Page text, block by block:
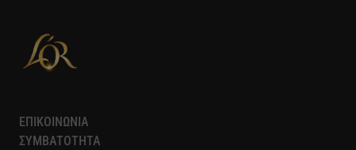
ΕΠΙΚΟΙΝΩΝΙΑ
ΣΥΜΒΑΤΟΤΗΤΑ